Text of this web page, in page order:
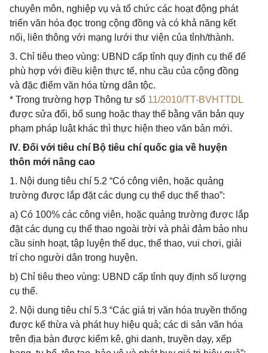
chuyên môn, nghiệp vụ và tổ chức các hoạt động phát
triển văn hóa đọc trong cộng đồng và có khả năng kết
nối, liên thông với mạng lưới thư viện của tỉnh/thành.
3. Chỉ tiêu theo vùng: UBND cấp tỉnh quy định cụ thể để
phù hợp với điều kiện thực tế, nhu cầu của cộng đồng
và đặc điểm văn hóa từng dân tộc.
* Trong trường hợp Thông tư số 11/2010/TT-BVHTTDL
được sửa đổi, bổ sung hoặc thay thế bằng văn bản quy
phạm pháp luật khác thì thực hiện theo văn bản mới.
IV. Đối với tiêu chí Bộ tiêu chí quốc gia về huyện
thôn mới nâng cao
1. Nội dung tiêu chí 5.2 “Có công viên, hoặc quảng
trường được lắp đặt các dụng cụ thể dục thể thao”:
a) Có 100% các công viên, hoặc quảng trường được lắp
đặt các dụng cụ thể thao ngoài trời và phải đảm bảo nhu
cầu sinh hoạt, tập luyện thể dục, thể thao, vui chơi, giải
trí cho người dân trong huyện.
b) Chỉ tiêu theo vùng: UBND cấp tỉnh quy định số lượng
cụ thể.
2. Nội dung tiêu chí 5.3 “Các giá trị văn hóa truyền thống
được kế thừa và phát huy hiệu quả; các di sản văn hóa
trên địa bàn được kiểm kê, ghi danh, truyền dạy, xếp